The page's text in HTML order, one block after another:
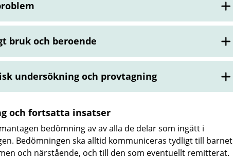
bruk och beroende
undersökning och provtagning
och fortsatta insatser
bedömning av av alla de delar som ingått i
Bedömningen ska alltid kommuniceras tydligt till barnet
och närstående, och till den som eventuellt remitterat.